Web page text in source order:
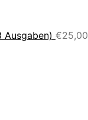
€25,00